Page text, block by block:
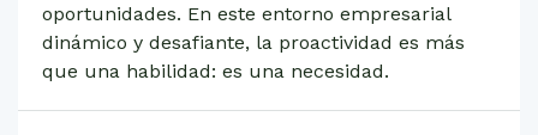
oportunidades. En este entorno empresarial
dinámico y desafiante, la proactividad es más
que una habilidad: es una necesidad.